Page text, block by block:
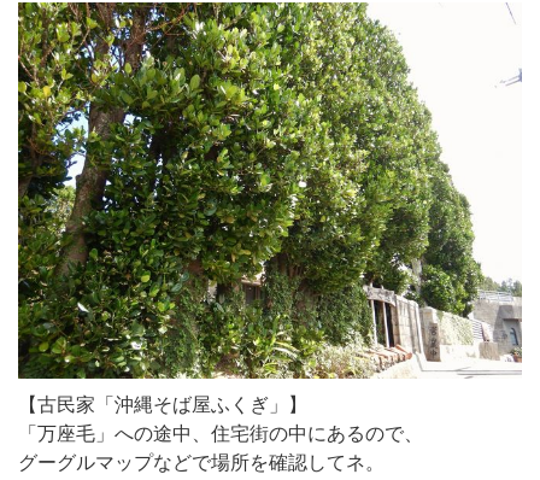
【古民家「沖縄そば屋ふくぎ」】
「万座毛」への途中、住宅街の中にあるので、
グーグルマップなどで場所を確認してネ。